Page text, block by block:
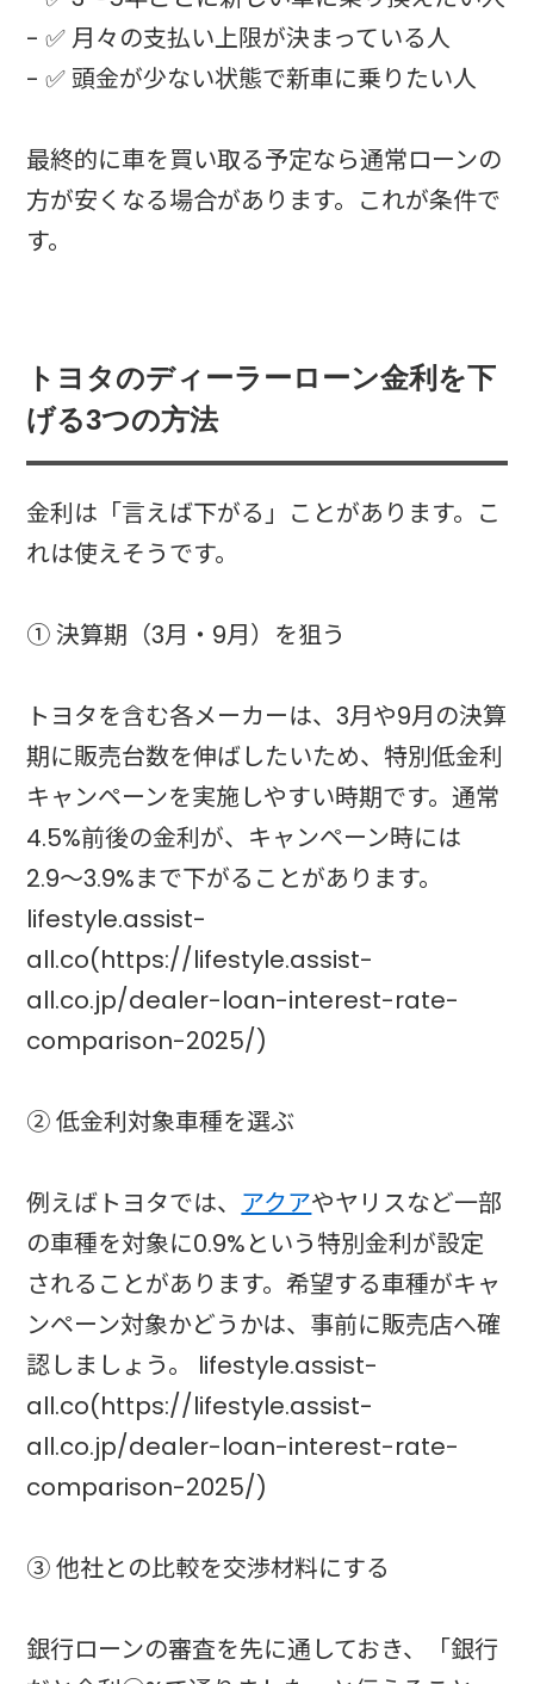
- ✅ 月々の支払い上限が決まっている人
- ✅ 頭金が少ない状態で新車に乗りたい人
最終的に車を買い取る予定なら通常ローンの
方が安くなる場合があります。これが条件で
す。
トヨタのディーラーローン金利を下
げる3つの方法
金利は「言えば下がる」ことがあります。こ
れは使えそうです。
① 決算期（3月・9月）を狙う
トヨタを含む各メーカーは、3月や9月の決算
期に販売台数を伸ばしたいため、特別低金利
キャンペーンを実施しやすい時期です。通常
4.5%前後の金利が、キャンペーン時には
2.9〜3.9%まで下がることがあります。
lifestyle.assist-
all.co(https://lifestyle.assist-
all.co.jp/dealer-loan-interest-rate-
comparison-2025/)
② 低金利対象車種を選ぶ
例えばトヨタでは、 アクアやヤリスなど一部
の車種を対象に0.9%という特別金利が設定
されることがあります。希望する車種がキャ
ンペーン対象かどうかは、事前に販売店へ確
認しましょう。 lifestyle.assist-
all.co(https://lifestyle.assist-
all.co.jp/dealer-loan-interest-rate-
comparison-2025/)
③ 他社との比較を交渉材料にする
銀行ローンの審査を先に通しておき、「銀行